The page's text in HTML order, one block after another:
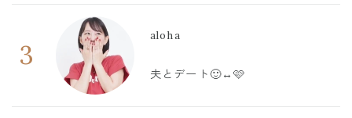
3
aloha
夫とデート🙂‍↔️🩷